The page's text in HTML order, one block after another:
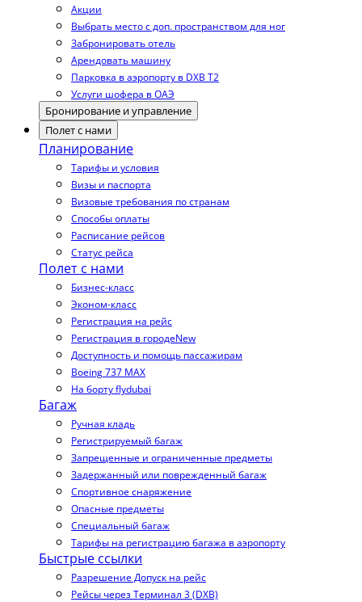
Акции
Выбрать место с доп. пространством для ног
Забронировать отель
Арендовать машину
Парковка в аэропорту в DXB T2
Услуги шофера в ОАЭ
Бронирование и управление
Полет с нами
Планирование
Тарифы и условия
Визы и паспорта
Визовые требования по странам
Способы оплаты
Расписание рейсов
Статус рейса
Полет с нами
Бизнес-класс
Эконом-класс
Регистрация на рейс
Регистрация в городеNew
Доступность и помощь пассажирам
Boeing 737 MAX
На борту flydubai
Багаж
Ручная кладь
Регистрируемый багаж
Запрещенные и ограниченные предметы
Задержанный или поврежденный багаж
Спортивное снаряжение
Опасные предметы
Специальный багаж
Тарифы на регистрацию багажа в аэропорту
Быстрые ссылки
Разрешение Допуск на рейс
Рейсы через Терминал 3 (DXB)